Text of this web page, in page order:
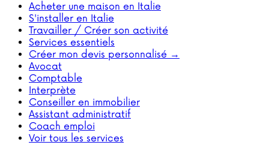
Acheter une maison en Italie
S'installer en Italie
Travailler / Créer son activité
Services essentiels
Créer mon devis personnalisé →
Avocat
Comptable
Interprète
Conseiller en immobilier
Assistant administratif
Coach emploi
Voir tous les services